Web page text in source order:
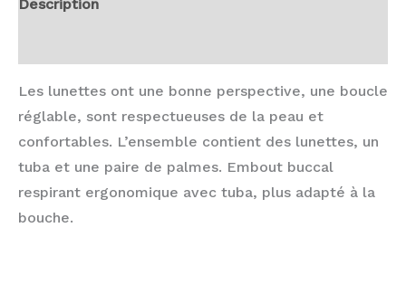
Description
Les lunettes ont une bonne perspective, une boucle
réglable, sont respectueuses de la peau et
confortables. L’ensemble contient des lunettes, un
tuba et une paire de palmes. Embout buccal
respirant ergonomique avec tuba, plus adapté à la
bouche.